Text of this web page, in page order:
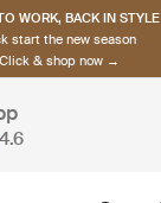
WORK, BACK IN STYLE
start the new season
Click & shop now →
4.6